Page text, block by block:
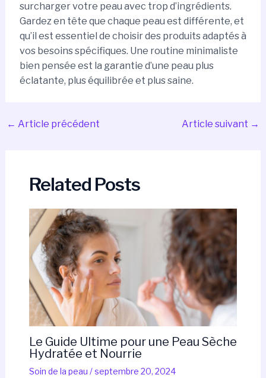
surcharger votre peau avec trop d’ingrédients.
Gardez en tête que chaque peau est différente, et
qu’il est essentiel de choisir des produits adaptés à
vos besoins spécifiques. Une routine minimaliste
bien pensée est la garantie d’une peau plus
éclatante, plus équilibrée et plus saine.
← Article précédent Article suivant →
Related Posts
Le Guide Ultime pour une Peau Sèche
Hydratée et Nourrie
Soin de la peau /septembre 20, 2024